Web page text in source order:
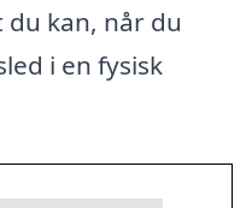
kan, når du
i en fysisk